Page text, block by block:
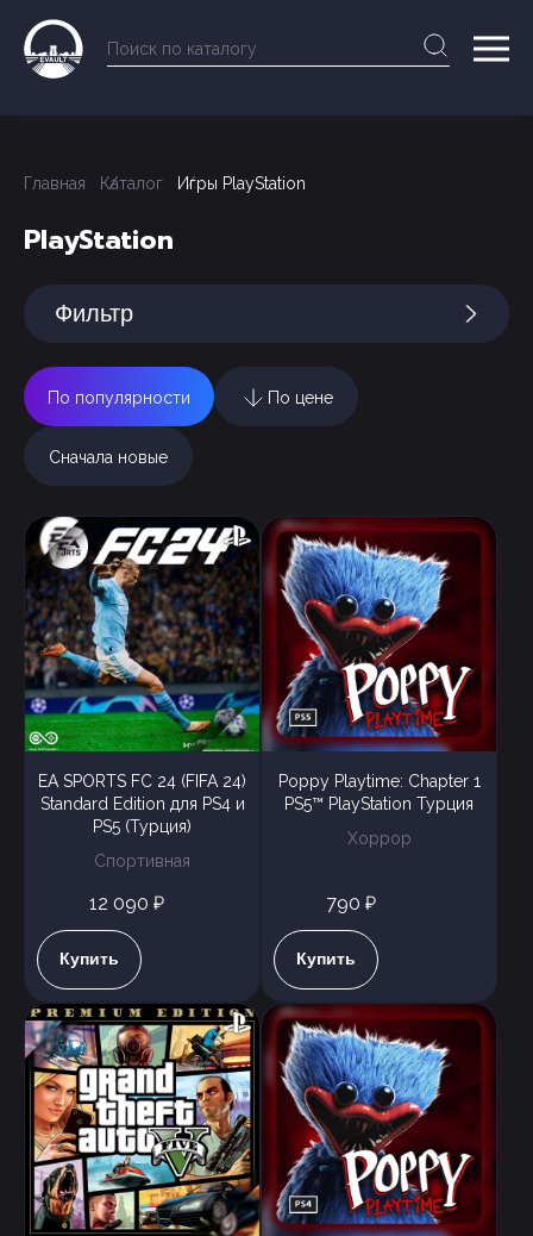
Главная Каталог Игры PlayStation
PlayStation
Фильтр
По популярности По цене
Сначала новые
EA SPORTS FC 24 (FIFA 24)
Standard Edition для PS4 и
PS5 (Турция)
Спортивная
12 090 ₽
Купить
Poppy Playtime: Chapter 1
PS5™ PlayStation Турция
Хоррор
790 ₽
Купить